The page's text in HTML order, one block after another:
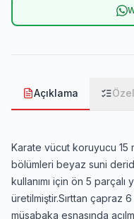
Açıklama
Karate vücut koruyucu
bölümleri beyaz suni
kullanımı için ön 5 parçalı
üretilmiştir.Sırttan çapraz
müsabaka esnasında